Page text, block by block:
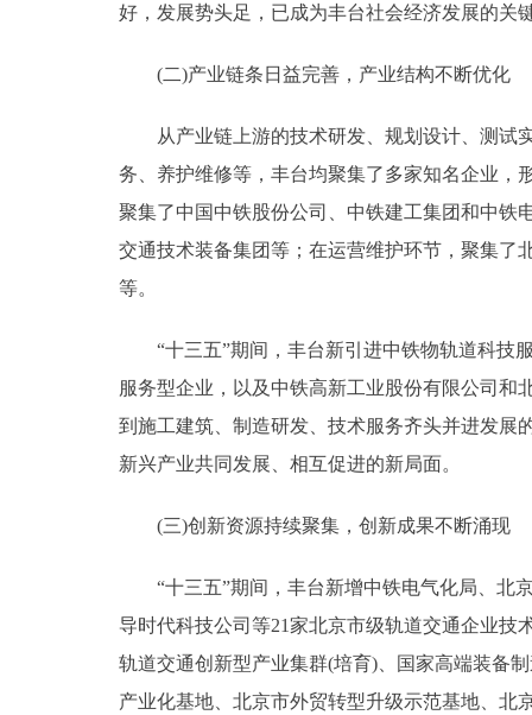
好，发展势头足，已成为丰台社会经济发展的关
(二)产业链条日益完善，产业结构不断优化
从产业链上游的技术研发、规划设计、测试实
务、养护维修等，丰台均聚集了多家知名企业，
聚集了中国中铁股份公司、中铁建工集团和中铁
交通技术装备集团等；在运营维护环节，聚集了
等。
“十三五”期间，丰台新引进中铁物轨道科技服
服务型企业，以及中铁高新工业股份有限公司
到施工建筑、制造研发、技术服务齐头并进发展
新兴产业共同发展、相互促进的新局面。
(三)创新资源持续聚集，创新成果不断涌现
“十三五”期间，丰台新增中铁电气化局、北京
导时代科技公司等21家北京市级轨道交通企业技
轨道交通创新型产业集群(培育)、国家高端装备
产业化基地、北京市外贸转型升级示范基地、北